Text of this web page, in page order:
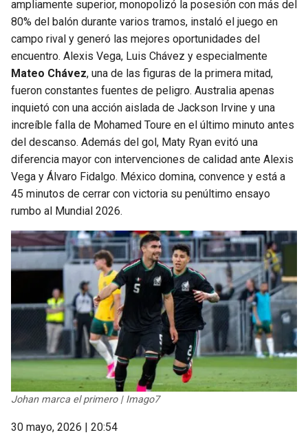
ampliamente superior, monopolizó la posesión con más del
80% del balón durante varios tramos, instaló el juego en
campo rival y generó las mejores oportunidades del
encuentro. Alexis Vega, Luis Chávez y especialmente
Mateo Chávez, una de las figuras de la primera mitad,
fueron constantes fuentes de peligro. Australia apenas
inquietó con una acción aislada de Jackson Irvine y una
increíble falla de Mohamed Toure en el último minuto antes
del descanso. Además del gol, Maty Ryan evitó una
diferencia mayor con intervenciones de calidad ante Alexis
Vega y Álvaro Fidalgo. México domina, convence y está a
45 minutos de cerrar con victoria su penúltimo ensayo
rumbo al Mundial 2026.
Johan marca el primero | Imago7
30 mayo, 2026 | 20:54